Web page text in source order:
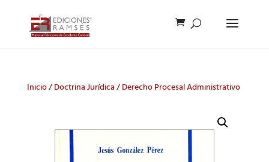
Inicio/Doctrina Jurídica/ Derecho Procesal Administrativo